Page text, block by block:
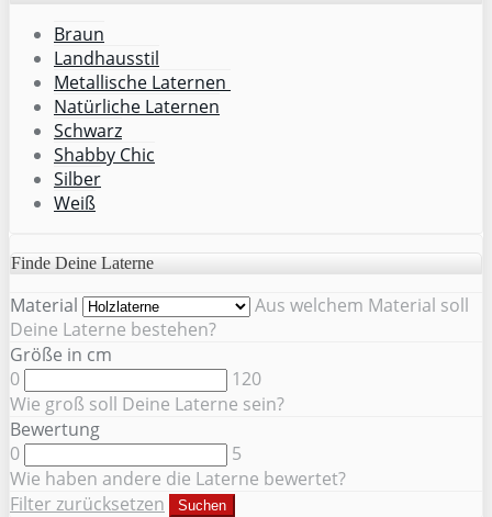
Braun
Landhausstil
Metallische Laternen
Natürliche Laternen
Schwarz
Shabby Chic
Silber
Weiß
Finde Deine Laterne
Material
Aus welchem Material soll
Deine Laterne bestehen?
Größe in cm
0
120
Wie groß soll Deine Laterne sein?
Bewertung
0
5
Wie haben andere die Laterne bewertet?
Filter zurücksetzen
Suchen